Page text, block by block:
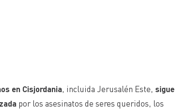
en Cisjordania, incluida Jerusalén Este, sigue
por los asesinatos de seres queridos, los